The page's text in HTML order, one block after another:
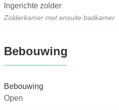
Ingerichte zolder
Zolderkamer met ensuite badkamer
Bebouwing
Bebouwing
Open